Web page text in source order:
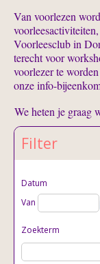
Van voorlezen
Voorleesclub in
terecht voor
voorlezer te
onze info-
We heten je graag
Filter
Datum
Van
Zoekterm